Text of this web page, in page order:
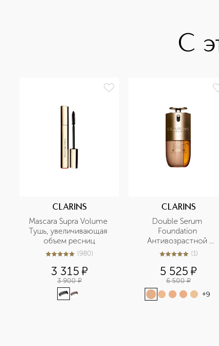
С
CLARINS
Mascara Supra Volume
Тушь, увеличивающая
объем ресниц
5из 5980 (980)
3 315 ¤
3 900 ¤
CLARINS
Double Serum
Foundation
Антивозрастной
тональный крем для
5из 51 (1)
5 525 ¤
6 500 ¤
+9